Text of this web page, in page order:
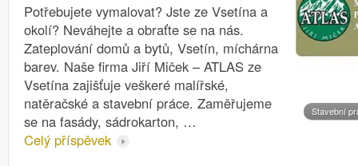
Stavební
Potřebujete vymalovat? Jste ze Vsetína a
okolí? Neváhejte a obraťte se na nás.
Zateplování domů a bytů, Vsetín, míchárna
barev. Naše firma Jiří Miček – ATLAS ze
Vsetína zajišťuje veškeré malířské,
natěračské a stavební práce. Zaměřujeme
se na fasády, sádrokarton, …
Celý příspěvek